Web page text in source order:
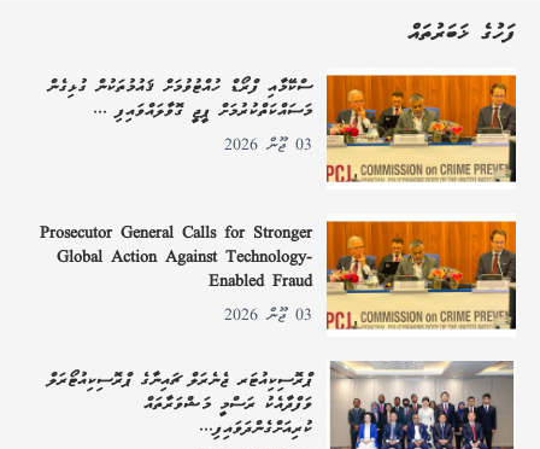
ފަހުގެ ޚަބަރުތައް
ސްކޭމާއި ފްރޯޑް ހުއްޓުވުމަށް ޤައުމުތަކުން ގުޅިގެން
މަސައްކަތްކުރުމަށް ޕީޖީ ގޮވާލައްވައިފި ...
03 ޖޫން 2026
Prosecutor General Calls for Stronger
Global Action Against Technology-
Enabled Fraud
03 ޖޫން 2026
ޕްރޮސިކިއުޓަރ ޖެނެރަލް ޗައިނާގެ ޕްރޮސިކިއުޓޯރަލް
ވަފްދާއެކު ރަސްމީ މަޝްވަރާތައް
ކުރިއަށްގެންދަވައިފި...